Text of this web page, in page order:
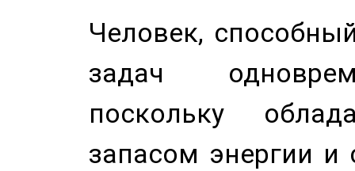
Человек,
задач
поскольку
запасом энергии и